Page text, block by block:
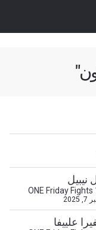
نيبيل
ONE Friday Fights
علييفا
الآن للوصول
والحصول على